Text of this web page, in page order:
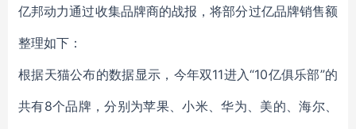
亿邦动力通过收集品牌商的战报，将部分过亿品牌销售额
整理如下：
根据天猫公布的数据显示，今年双11进入“10亿俱乐部”的
共有8个品牌，分别为苹果、小米、华为、美的、海尔、